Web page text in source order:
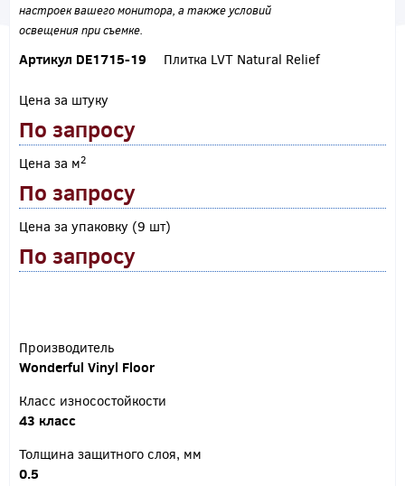
настроек вашего монитора, а также условий
освещения при съемке.
Артикул DE1715-19 Плитка LVT Natural Relief
Цена за штуку
По запросу
Цена за м2
По запросу
Цена за упаковку (9 шт)
По запросу
Производитель
Wonderful Vinyl Floor
Класс износостойкости
43 класс
Толщина защитного слоя, мм
0.5